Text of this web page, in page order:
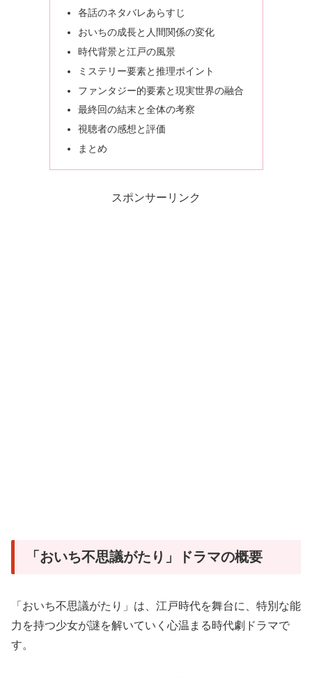
各話のネタバレあらすじ
おいちの成長と人間関係の変化
時代背景と江戸の風景
ミステリー要素と推理ポイント
ファンタジー的要素と現実世界の融合
最終回の結末と全体の考察
視聴者の感想と評価
まとめ
スポンサーリンク
「おいち不思議がたり」ドラマの概要
「おいち不思議がたり」は、江戸時代を舞台に、特別な能
力を持つ少女が謎を解いていく心温まる時代劇ドラマで
す。